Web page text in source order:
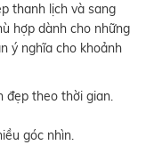
thanh lịch và sang
hợp dành cho những
ý nghĩa cho khoảnh
đẹp theo thời gian.
góc nhìn.